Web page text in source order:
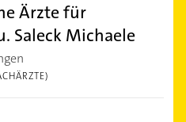
Ärzte für
Saleck Michaele